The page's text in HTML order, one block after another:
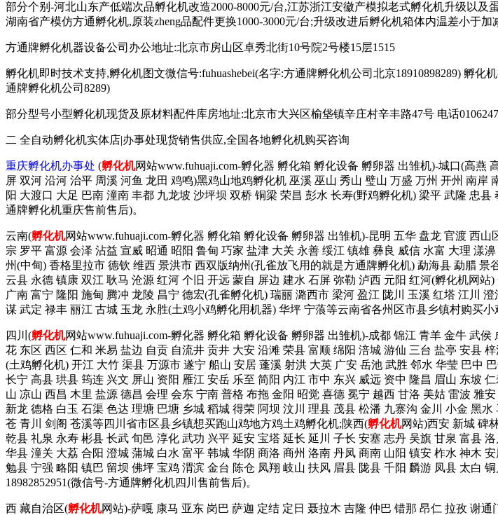
部分个别-河北山东产低端次品孵化机改造2000-8000元/台,江苏浙江安徽产模拟老式孵化机升级以
湖南省产模仿方通孵化机,原装zheng品配件更换1000-3000元/台;升级改进后孵化机箱体内温差小于
方通牌孵化机器设备公司办公地址:北京市房山区卓秀北街10号院2号楼15层1515
孵化机即时技术支持,孵化机图文微信号:fuhuashebei(名字:方通牌孵化机公司北京18910898289) 孵化
通牌孵化机公司8289)
部分型号小型孵化机现货及原材料配件库房地址:北京市大兴区榆垡镇辛庄村辛丰路47号 电话
二 全自动孵化机实体店|办事处现货销售供应,全国各地孵化机购买咨询
重庆孵化机办事处 (孵化机网站www.fuhuaji.com-孵化器 孵化箱 孵化设备 孵卵器 出雏机)-城口(高
屏 双河 沿河 治平 周溪 河鱼 龙田 鸡鸣)黑鸡山地鸡孵化机 巫溪 巫山 秀山 璧山 万盛 万州 开州 南
阳 大渡口 大足 巴南 潼南 丰都 九龙坡 沙坪坝 双桥 铜梁 荣昌 彭水 长寿(野鸡孵化机) 梁平 武隆 忠
通牌孵化机重庆售前售后)。
云南(孵化机网站www.fuhuaji.com-孵化器 孵化箱 孵化设备 孵卵器 出雏机)-昆明 五华 盘龙 官渡 西
宗 罗平 富源 会泽 沾益 宣威 昭通 昭阳 鲁甸 巧家 盐津 大关 永善 绥江 镇雄 彝良 威信 水富 大理 漾
州(中甸) 香格里拉市 德钦 维西 景洪市 西双版纳州(孔雀放飞用的就是方通牌孵化机) 勐海县 勐腊
云县 永德 镇康 双江 耿马 沧源 红河 个旧 开远 蒙自 屏边 建水 石屏 弥勒 泸西 元阳 红河(孵化机网
广南 富宁 隆阳 施甸 腾冲 龙陵 昌宁 德宏(孔雀孵化机) 瑞丽 潞西市 梁河 盈江 陇川 玉溪 红塔 江川
谋 武定 禄丰 丽江 古城 玉龙 永胜(土鸡小鸡孵化用机器) 华坪 宁蒗等云南省各州区市县乡镇村购买
四川(孵化机网站www.fuhuaji.com-孵化器 孵化箱 孵化设备 孵卵器 出雏机)-成都 锦江 青羊 金牛 武
花 东区 西区 仁和 米易 盐边 自贡 自流井 贡井 大安 沿滩 荣县 富顺 绵阳 涪城 游仙 三台 盐亭 安县
(土鸡孵化机) 开江 大竹 渠县 万源市 遂宁 船山 安居 蓬溪 射洪 大英 广安 岳池 武胜 邻水 华莹 巴中
长宁 高县 珙县 筠连 兴文 屏山 资阳 雁江 安岳 乐至 简阳 内江 市中 东兴 威远 资中 隆昌 眉山 东坡
山 凉山 西昌 木里 盐源 德昌 会理 会东 宁南 普格 布拖 金阳 昭觉 喜德 冕宁 越西 甘洛 美姑 雷波 雅
新龙 德格 白玉 石渠 色达 理塘 巴塘 乡城 稻城 得荣 阿坝 汶川 理县 茂县 松潘 九寨沟 金川 小金 黑
苍 青川 剑阁 苍溪等四川省市区县乡镇想买跑山鸡地方鸡土鸡孵化机;陕西(孵化机网站)西安 新城 碑
乾县 礼泉 永寿 彬县 长武 旬邑 淳化 武功 兴平 延安 宝塔 延长 延川 子长 安塞 志丹 吴旗 甘泉 富县
华县 潼关 大荔 合阳 澄城 蒲城 白水 富平 韩城 华阴 商洛 商州 洛南 丹凤 商南 山阳 镇安 柞水 神木
勉县 宁强 略阳 镇巴 留坝 佛坪 宝鸡 渭滨 金台 陈仓 凤翔 岐山 扶风 眉县 陇县 千阳 麟游 凤县 太白
18982852951(微信号-方通牌孵化机四川售前售后)。
西 藏自治区(孵化机网站)-萨嘎 康马 亚东 岗巴 萨迦 定结 定日 聂拉木 吉隆 仲巴 错那 昂仁 拉孜 谢